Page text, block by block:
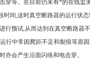
等。在目前仍未有*的在线
间,这时真空断路器的运行状
预试,从而达到在真空断路器
行中常因爬距不足和裂痕等原
亦会产生沿面闪络和电击穿。